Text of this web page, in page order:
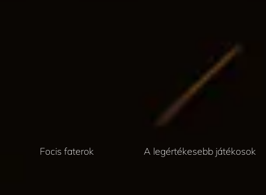
Focis faterok A legértékesebb játékosok